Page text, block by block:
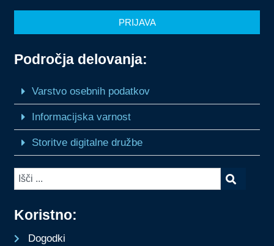
Koristno:
Dogodki
Področja delovanja:
Varstvo osebnih podatkov
Informacijska varnost
Storitve digitalne družbe
PRIJAVA